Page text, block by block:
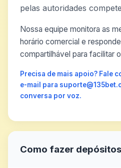
pelas autoridades
Nossa equipe monitora as
horário comercial e
compartilhável para facilitar
Precisa de mais apoio? Fale
e-mail para
conversa por voz.
Como fazer